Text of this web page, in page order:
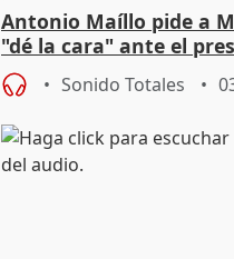
Antonio Maíllo pide a
"dé la cara" ante el
acoso del CEO de ADM
Sonido Totales